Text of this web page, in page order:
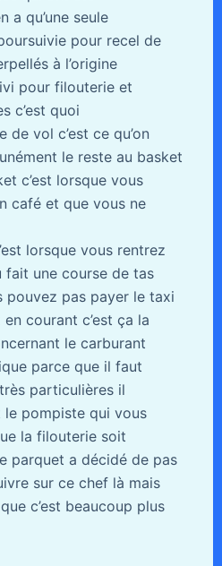
a qu’une seule
pour recel de
à l’origine
pour filouterie et
c’est quoi
de vol c’est ce qu’on
le reste au basket
c’est lorsque vous
café et que vous ne
lorsque vous rentrez
fait une course de tas
pouvez pas payer le taxi
courant c’est ça la
le carburant
parce que il faut
particulières il
le pompiste qui vous
la filouterie soit
parquet a décidé de pas
sur ce chef là mais
c’est beaucoup plus